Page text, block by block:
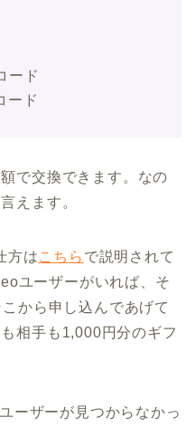
ード
ード
で交換できます。なの
えます。
方はこちら で説明されて
ユーザーがいれば、そ
から申し込んであげて
相手も1,000円分のギフ
ーザーが見つからなかっ